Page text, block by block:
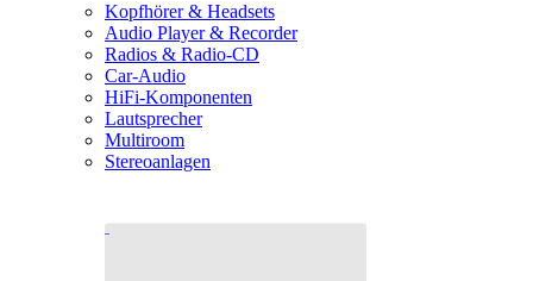
Kopfhörer & Headsets
Audio Player & Recorder
Radios & Radio-CD
Car-Audio
HiFi-Komponenten
Lautsprecher
Multiroom
Stereoanlagen